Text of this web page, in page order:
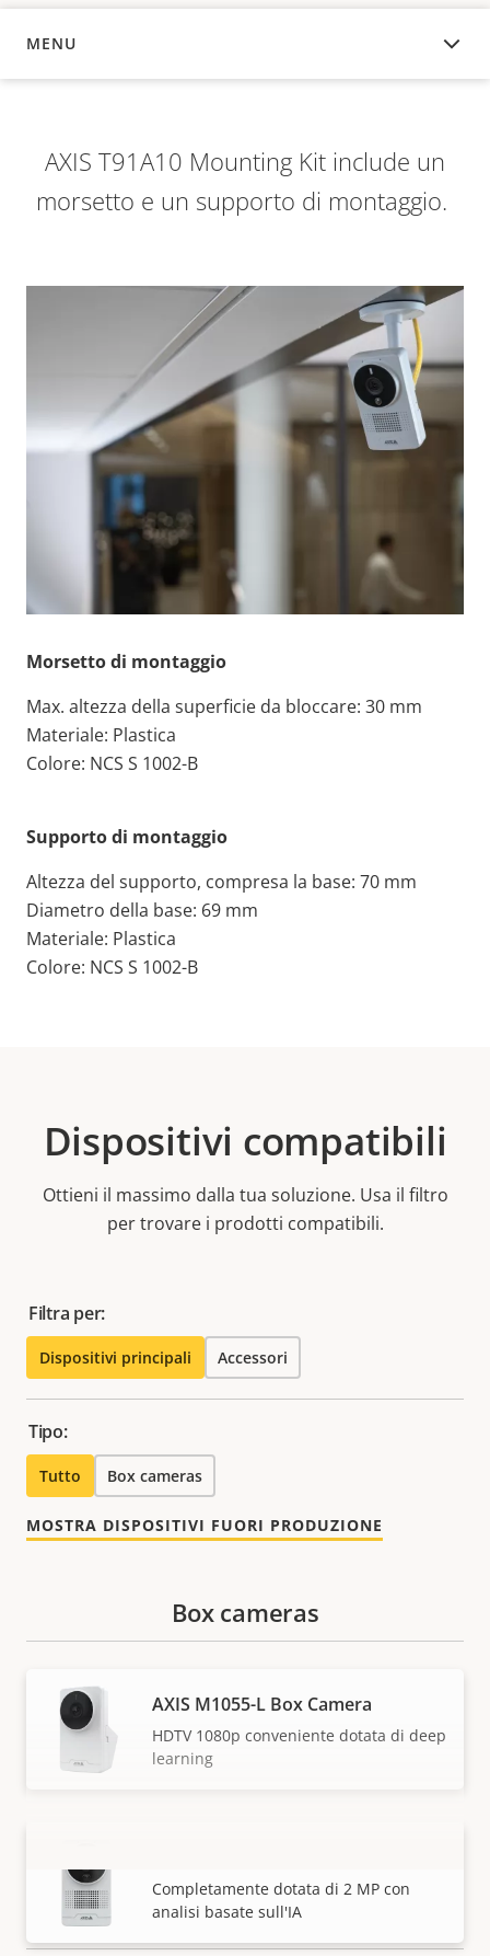
MENU
PANORAMICA
AXIS T91A10 Mounting Kit include un
morsetto e un supporto di montaggio.
Morsetto di montaggio
Max. altezza della superficie da bloccare: 30 mm
Materiale: Plastica
Colore: NCS S 1002-B
Supporto di montaggio
Altezza del supporto, compresa la base: 70 mm
Diametro della base: 69 mm
Materiale: Plastica
Colore: NCS S 1002-B
Dispositivi compatibili
Ottieni il massimo dalla tua soluzione. Usa il filtro
per trovare i prodotti compatibili.
Filtra per:
Dispositivi principali Accessori
Tipo:
Tutto Box cameras
MOSTRA DISPOSITIVI FUORI PRODUZIONE
VISUALIZZA DI PIÙ
Box cameras
AXIS M1055-L Box Camera
HDTV 1080p conveniente dotata di deep
learning
Completamente dotata di 2 MP con
analisi basate sull'IA